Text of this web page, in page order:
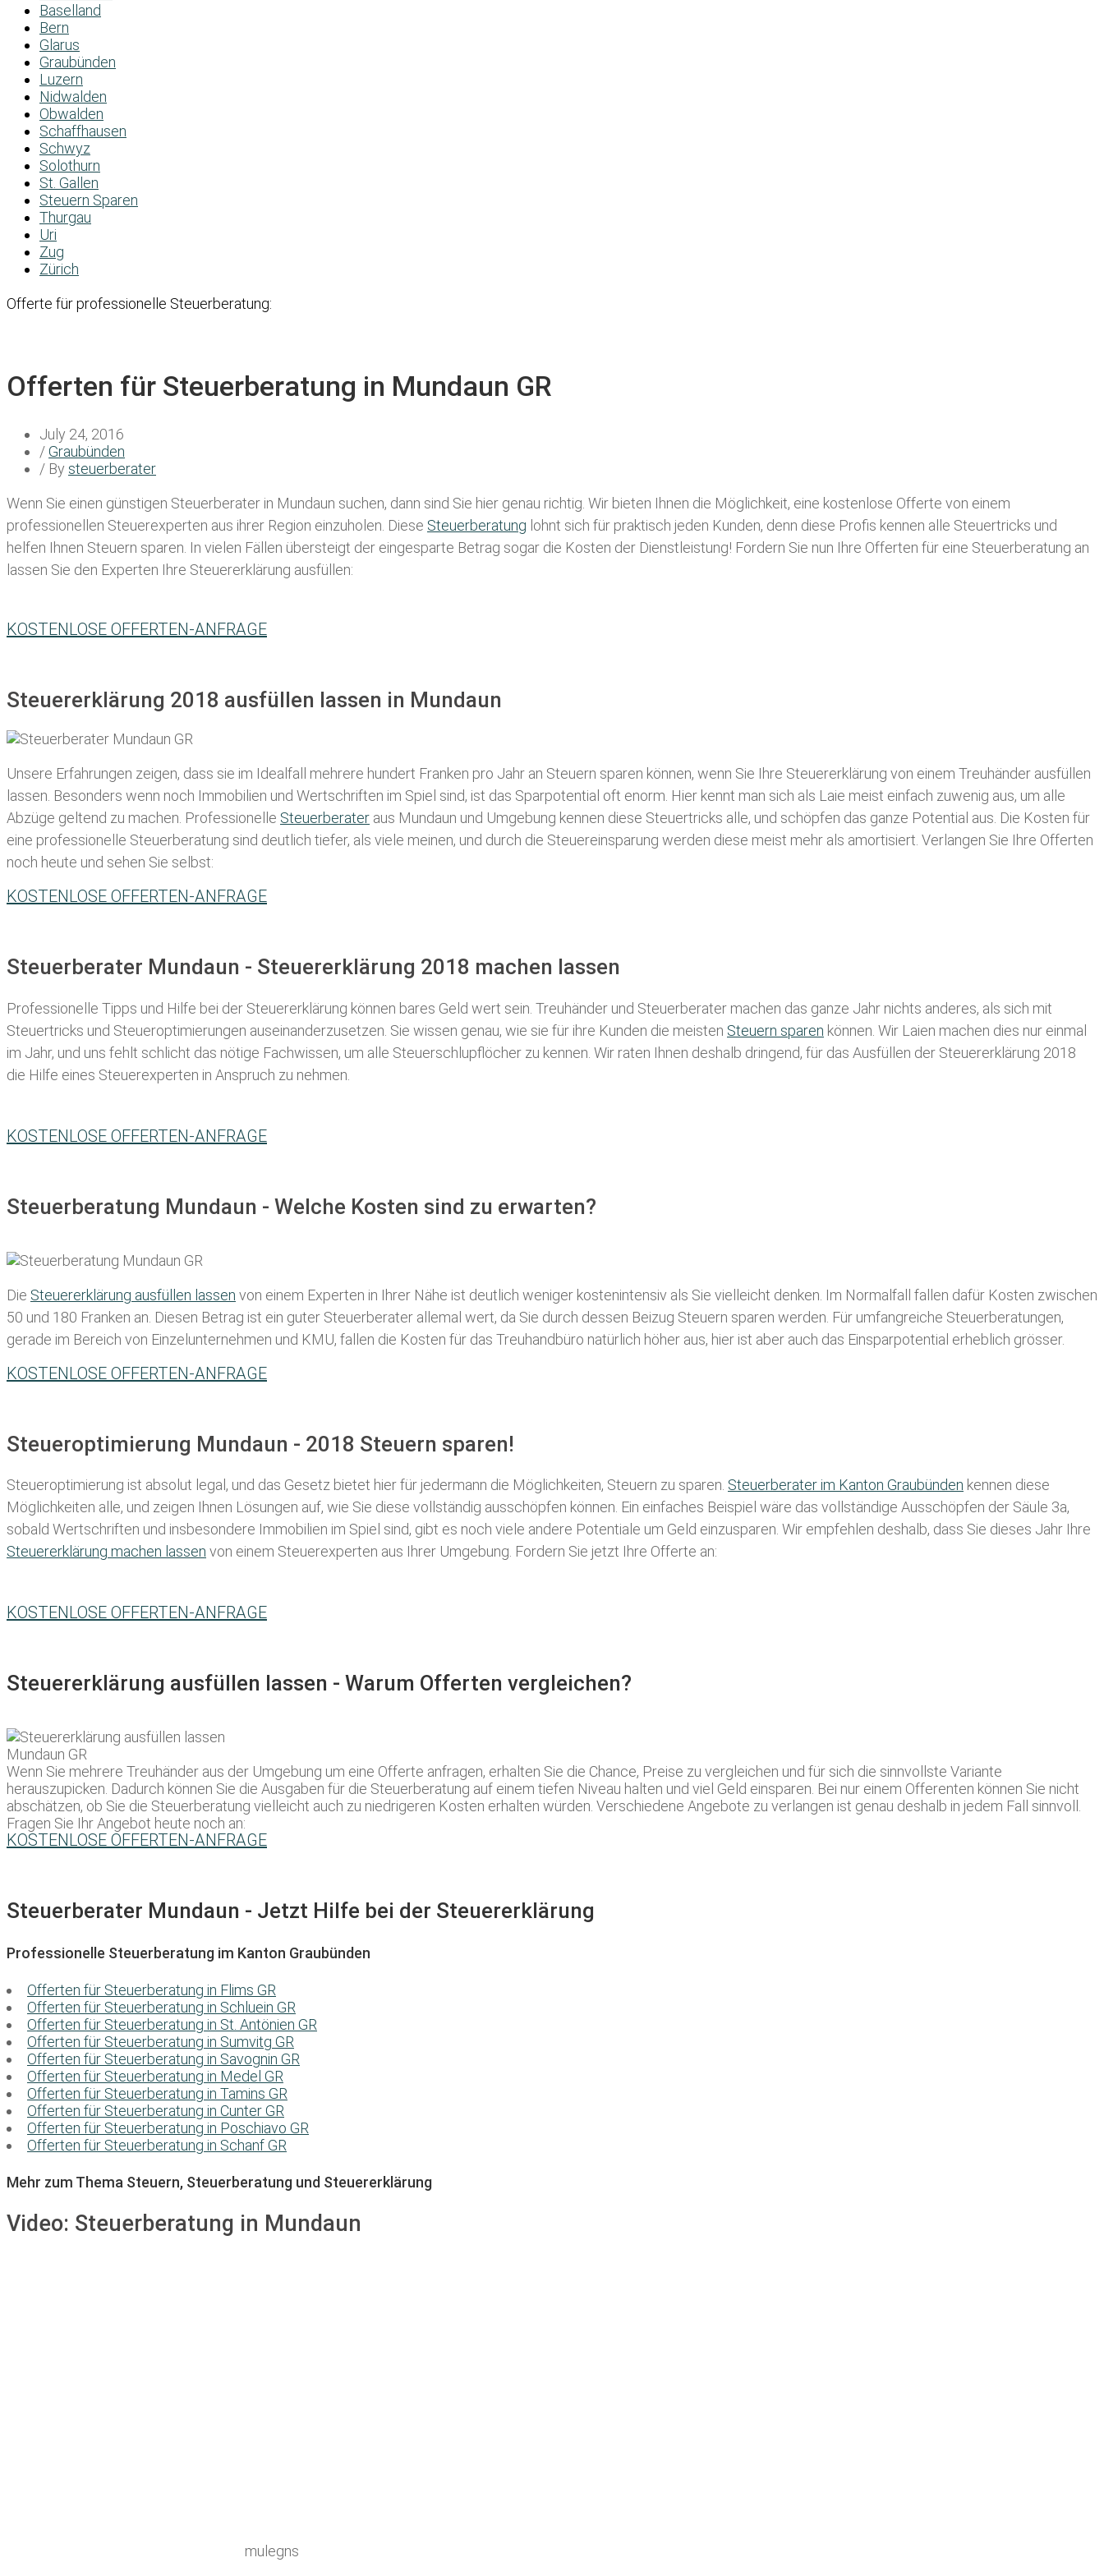
Baselland
Bern
Glarus
Graubünden
Luzern
Nidwalden
Obwalden
Schaffhausen
Schwyz
Solothurn
St. Gallen
Steuern Sparen
Thurgau
Uri
Zug
Zürich
Offerte für professionelle Steuerberatung:
Offerten für Steuerberatung in Mundaun GR
July 24, 2016
/Graubünden
/ By steuerberater
Wenn Sie einen günstigen Steuerberater in Mundaun suchen, dann sind Sie hier genau richtig. Wir bieten Ihnen die Möglichkeit, eine kostenlose Offerte von einem
professionellen Steuerexperten aus ihrer Region einzuholen. Diese Steuerberatung lohnt sich für praktisch jeden Kunden, denn diese Profis kennen alle Steuertricks und
helfen Ihnen Steuern sparen. In vielen Fällen übersteigt der eingesparte Betrag sogar die Kosten der Dienstleistung! Fordern Sie nun Ihre Offerten für eine Steuerberatung an
lassen Sie den Experten Ihre Steuererklärung ausfüllen:
KOSTENLOSE OFFERTEN-ANFRAGE
Steuererklärung 2018 ausfüllen lassen in Mundaun
Unsere Erfahrungen zeigen, dass sie im Idealfall mehrere hundert Franken pro Jahr an Steuern sparen können, wenn Sie Ihre Steuererklärung von einem Treuhänder ausfüllen
lassen . Besonders wenn noch Immobilien und Wertschriften im Spiel sind, ist das Sparpotential oft enorm. Hier kennt man sich als Laie meist einfach zuwenig aus, um alle
Abzüge geltend zu machen. Professionelle Steuerberater aus Mundaun und Umgebung kennen diese Steuertricks alle, und schöpfen das ganze Potential aus. Die Kosten für
eine professionelle Steuerberatung sind deutlich tiefer, als viele meinen, und durch die Steuereinsparung werden diese meist mehr als amortisiert. Verlangen Sie Ihre Offerten
noch heute und sehen Sie selbst:
KOSTENLOSE OFFERTEN-ANFRAGE
Steuerberater Mundaun - Steuererklärung 2018 machen lassen
Professionelle Tipps und Hilfe bei der Steuererklärung können bares Geld wert sein. Treuhänder und Steuerberater machen das ganze Jahr nichts anderes, als sich mit
Steuertricks und Steueroptimierungen auseinanderzusetzen. Sie wissen genau, wie sie für ihre Kunden die meisten Steuern sparen können. Wir Laien machen dies nur einmal
im Jahr, und uns fehlt schlicht das nötige Fachwissen, um alle Steuerschlupflöcher zu kennen. Wir raten Ihnen deshalb dringend, für das Ausfüllen der Steuererklärung 2018
die Hilfe eines Steuerexperten in Anspruch zu nehmen.
KOSTENLOSE OFFERTEN-ANFRAGE
Steuerberatung Mundaun - Welche Kosten sind zu erwarten?
Die Steuererklärung ausfüllen lassen von einem Experten in Ihrer Nähe ist deutlich weniger kostenintensiv als Sie vielleicht denken. Im Normalfall fallen dafür Kosten zwischen
50 und 180 Franken an. Diesen Betrag ist ein guter Steuerberater allemal wert, da Sie durch dessen Beizug Steuern sparen werden. Für umfangreiche Steuerberatungen,
gerade im Bereich von Einzelunternehmen und KMU, fallen die Kosten für das Treuhandbüro natürlich höher aus, hier ist aber auch das Einsparpotential erheblich grösser.
KOSTENLOSE OFFERTEN-ANFRAGE
Steueroptimierung Mundaun - 2018 Steuern sparen!
Steueroptimierung ist absolut legal, und das Gesetz bietet hier für jedermann die Möglichkeiten, Steuern zu sparen. Steuerberater im K anton Graubünden kennen diese
Möglichkeiten alle, und zeigen Ihnen Lösungen auf, wie Sie diese vollständig ausschöpfen können. Ein einfaches Beispiel wäre das vollständige Ausschöpfen der Säule 3a,
sobald Wertschriften und insbesondere Immobilien im Spiel sind, gibt es noch viele andere Potentiale um Geld einzusparen. Wir empfehlen deshalb, dass Sie dieses Jahr Ihre
Steuererklärung machen lassen von einem Steuerexperten aus Ihrer Umgebung. Fordern Sie jetzt Ihre Offerte an:
KOSTENLOSE OFFERTEN-ANFRAGE
Steuererklärung ausfüllen lassen - Warum Offerten vergleichen?
Wenn Sie mehrere Treuhänder aus der Umgebung um eine Offerte anfragen, erhalten Sie die Chance, Preise zu vergleichen und für sich die sinnvollste Variante
herauszupicken. Dadurch können Sie die Ausgaben für die Steuerberatung auf einem tiefen Niveau halten und viel Geld einsparen. Bei nur einem Offerenten können Sie nicht
abschätzen, ob Sie die Steuerberatung vielleicht auch zu niedrigeren Kosten erhalten würden. Verschiedene Angebote zu verlangen ist genau deshalb in jedem Fall sinnvoll.
Fragen Sie Ihr Angebot heute noch an:
KOSTENLOSE OFFERTEN-ANFRAGE
Steuerberater Mundaun - Jetzt Hilfe bei der Steuererklärung
Professionelle Steuerberatung im Kanton Graubünden
Offerten für Steuerberatung in Flims GR
Offerten für Steuerberatung in Schluein GR
Offerten für Steuerberatung in St. Antönien GR
Offerten für Steuerberatung in Sumvitg GR
Offerten für Steuerberatung in Savognin GR
Offerten für Steuerberatung in Medel GR
Offerten für Steuerberatung in Tamins GR
Offerten für Steuerberatung in Cunter GR
Offerten für Steuerberatung in Poschiavo GR
Offerten für Steuerberatung in Schanf GR
Mehr zum Thema Steuern, Steuerberatung und Steuererklärung
Video: Steuerberatung in Mundaun
mulegns